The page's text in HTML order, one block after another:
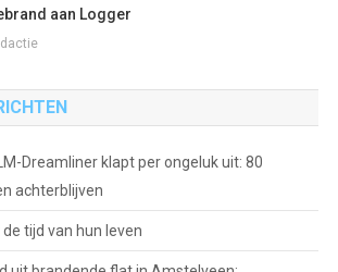
aan Logger
Dreamliner klapt per ongeluk uit: 80
achterblijven
tijd van hun leven